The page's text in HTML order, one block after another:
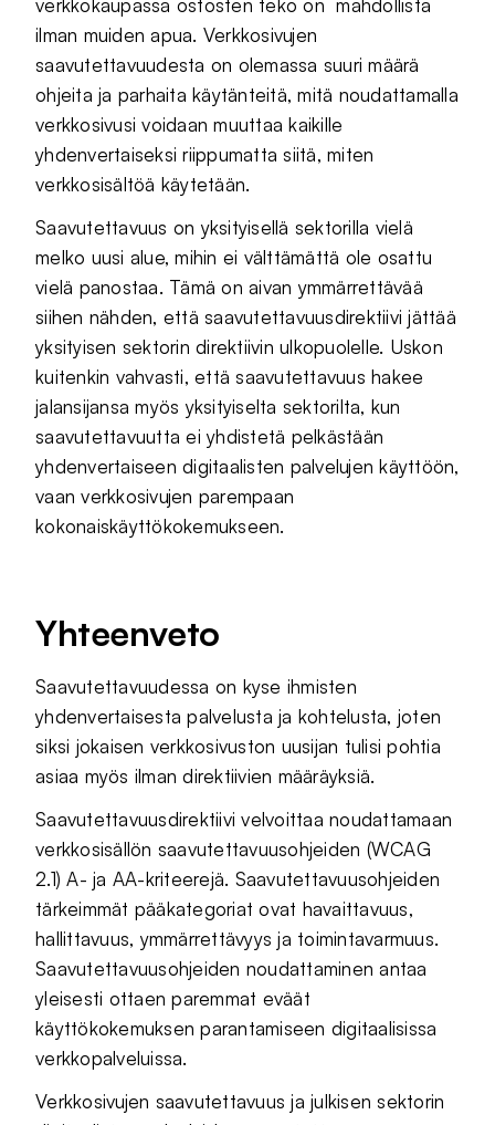
verkkokaupassa ostosten teko on mahdollista
ilman muiden apua. Verkkosivujen
saavutettavuudesta on olemassa suuri määrä
ohjeita ja parhaita käytänteitä, mitä noudattamalla
verkkosivusi voidaan muuttaa kaikille
yhdenvertaiseksi riippumatta siitä, miten
verkkosisältöä käytetään.
Saavutettavuus on yksityisellä sektorilla vielä
melko uusi alue, mihin ei välttämättä ole osattu
vielä panostaa. Tämä on aivan ymmärrettävää
siihen nähden, että saavutettavuusdirektiivi jättää
yksityisen sektorin direktiivin ulkopuolelle. Uskon
kuitenkin vahvasti, että saavutettavuus hakee
jalansijansa myös yksityiselta sektorilta, kun
saavutettavuutta ei yhdistetä pelkästään
yhdenvertaiseen digitaalisten palvelujen käyttöön,
vaan verkkosivujen parempaan
kokonaiskäyttökokemukseen.
Yhteenveto
Saavutettavuudessa on kyse ihmisten
yhdenvertaisesta palvelusta ja kohtelusta, joten
siksi jokaisen verkkosivuston uusijan tulisi pohtia
asiaa myös ilman direktiivien määräyksiä.
Saavutettavuusdirektiivi velvoittaa noudattamaan
verkkosisällön saavutettavuusohjeiden (WCAG
2.1) A- ja AA-kriteerejä. Saavutettavuusohjeiden
tärkeimmät pääkategoriat ovat havaittavuus,
hallittavuus, ymmärrettävyys ja toimintavarmuus.
Saavutettavuusohjeiden noudattaminen antaa
yleisesti ottaen paremmat eväät
käyttökokemuksen parantamiseen digitaalisissa
verkkopalveluissa.
Verkkosivujen saavutettavuus ja julkisen sektorin